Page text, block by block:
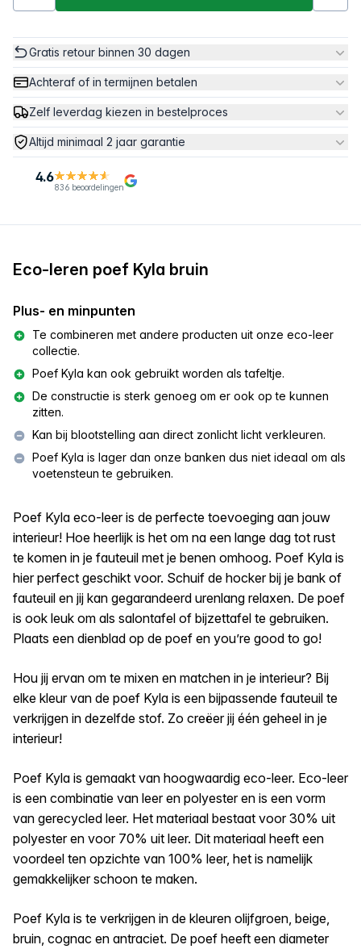
Gratis retour binnen 30 dagen
Achteraf of in termijnen betalen
Zelf leverdag kiezen in bestelproces
Altijd minimaal 2 jaar garantie
4.6
836 beoordelingen
Eco-leren poef Kyla bruin
Plus- en minpunten
Te combineren met andere producten uit onze eco-leer
collectie.
Poef Kyla kan ook gebruikt worden als tafeltje.
De constructie is sterk genoeg om er ook op te kunnen
zitten.
Kan bij blootstelling aan direct zonlicht licht verkleuren.
Poef Kyla is lager dan onze banken dus niet ideaal om als
voetensteun te gebruiken.
Poef Kyla eco-leer is de perfecte toevoeging aan jouw
interieur! Hoe heerlijk is het om na een lange dag tot rust
te komen in je fauteuil met je benen omhoog. Poef Kyla is
hier perfect geschikt voor. Schuif de hocker bij je bank of
fauteuil en jij kan gegarandeerd urenlang relaxen. De poef
is ook leuk om als salontafel of bijzettafel te gebruiken.
Plaats een dienblad op de poef en you’re good to go!
Hou jij ervan om te mixen en matchen in je interieur? Bij
elke kleur van de poef Kyla is een bijpassende fauteuil te
verkrijgen in dezelfde stof. Zo creëer jij één geheel in je
interieur!
Poef Kyla is gemaakt van hoogwaardig eco-leer. Eco-leer
is een combinatie van leer en polyester en is een vorm
van gerecycled leer. Het materiaal bestaat voor 30% uit
polyester en voor 70% uit leer. Dit materiaal heeft een
voordeel ten opzichte van 100% leer, het is namelijk
gemakkelijker schoon te maken.
Poef Kyla is te verkrijgen in de kleuren olijfgroen, beige,
bruin, cognac en antraciet. De poef heeft een diameter